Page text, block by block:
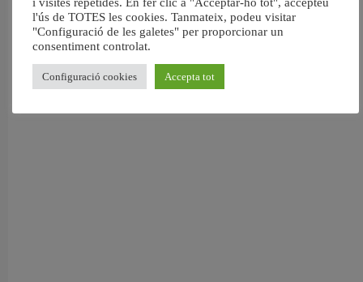
l'ús de TOTES les cookies. Tanmateix, podeu visitar
"Configuració de les galetes" per proporcionar un
consentiment controlat.
Configuració cookies Accepta tot